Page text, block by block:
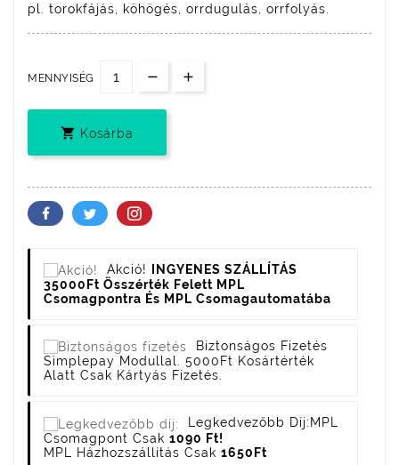
pl. torokfájás, köhögés, orrdugulás, orrfolyás.
MENNYISÉG
 Kosárba
Akció!
INGYENES SZÁLLÍTÁS
35000Ft Összérték Felett MPL
Csomagpontra És MPL Csomagautomatába
Biztonságos Fizetés
Simplepay Modullal. 5000Ft Kosártérték
Alatt Csak Kártyás Fizetés.
Legkedvezőbb Díj: MPL
Csomagpont Csak 1090 Ft!
MPL Házhozszállítás Csak 1650Ft